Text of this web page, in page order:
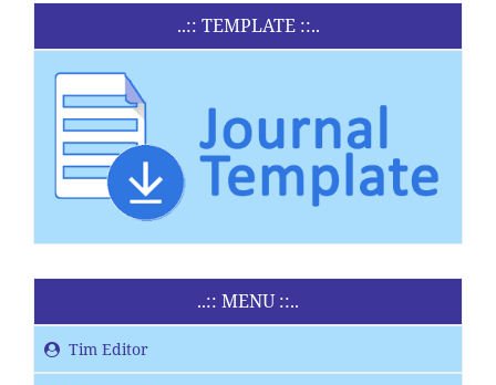
..:: TEMPLATE ::..
..:: MENU ::..
Tim Editor